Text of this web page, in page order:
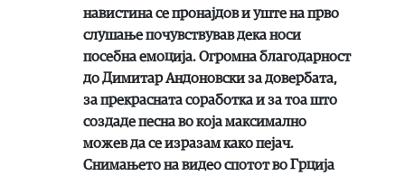
навистина се пронајдов и уште на прво
слушање почувствував дека носи
посебна емоција. Огромна благодарност
до Димитар Андоновски за довербата,
за прекрасната соработка и за тоа што
создаде песна во која максимално
можев да се изразам како пејач.
Снимањето на видео спотот во Грција